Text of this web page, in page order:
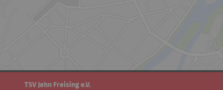
TSV Jahn Freising e.V.